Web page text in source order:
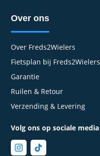
Over ons
Over Freds2Wielers
Fietsplan bij Freds2Wielers
Garantie
Ruilen & Retour
Verzending & Levering
Volg ons op sociale media